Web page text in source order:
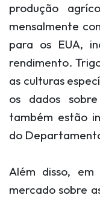
produção
mensalmente
para os EUA,
rendimento.
as culturas
os dados
também estão
do
Além disso,
mercado sobre